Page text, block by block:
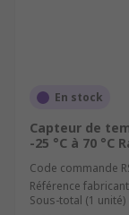
En stock
Capteur de
-25 °C à 70 °C
Code commande
Référence fabricant
Sous-total (1 unité)